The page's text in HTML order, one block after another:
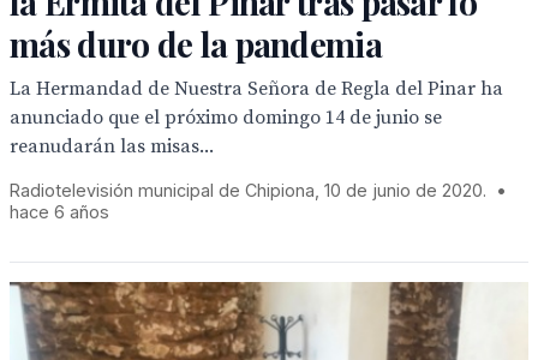
más duro de la pandemia
La Hermandad de Nuestra Señora de Regla del Pinar ha
anunciado que el próximo domingo 14 de junio se
reanudarán las misas...
Radiotelevisión municipal de Chipiona, 10 de junio de 2020.
•
hace 6 años